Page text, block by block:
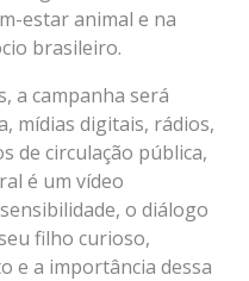
estar animal e na
brasileiro.
a campanha será
mídias digitais, rádios,
de circulação pública,
é um vídeo
o diálogo
filho curioso,
e a importância dessa